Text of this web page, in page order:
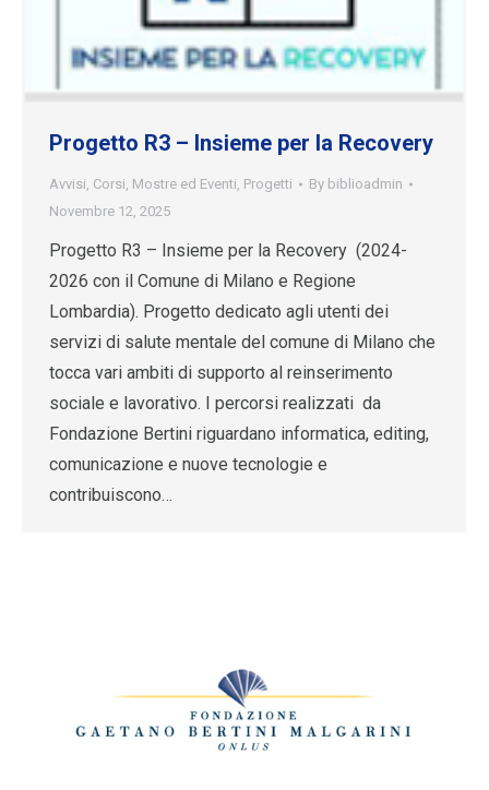
Progetto R3 – Insieme per la Recovery
Avvisi, Corsi, Mostre ed Eventi, Progetti By biblioadmin
Novembre 12, 2025
Progetto R3 – Insieme per la Recovery (2024-
2026 con il Comune di Milano e Regione
Lombardia). Progetto dedicato agli utenti dei
servizi di salute mentale del comune di Milano che
tocca vari ambiti di supporto al reinserimento
sociale e lavorativo. I percorsi realizzati da
Fondazione Bertini riguardano informatica, editing,
comunicazione e nuove tecnologie e
contribuiscono…